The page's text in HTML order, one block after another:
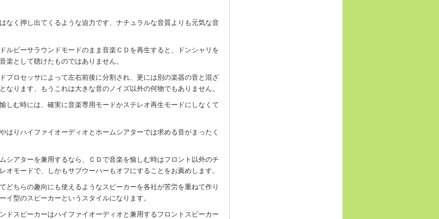
なく押し出てくるような迫力です、ナチュラルな音質よりも元気な音
ルビーサラウンドモードのまま音楽ＣＤを再生すると、ドンシャリを
楽として聴けたものではありません。
プロセッサによって左右前後に分割され、更には別の楽器の音と混ざ
なります、もうこれは大きな音のノイズ以外の何物でもありません。
しむ時には、確実に音楽専用モードかステレオ再生モードにしなくて
はりハイファイオーディオとホームシアターでは求める音がまったく
シアターを兼用するなら、ＣＤで音楽を愉しむ時はフロント以外のチ
オモードで、しかもサブウーハーもオフにすることをお薦めします。
どちらの趣向にも使えるようなスピーカーを各社が苦労を重ねて作り
イ型のスピーカーというスタイルになります。
ドスピーカーはハイファイオーディオと兼用するフロントスピーカー